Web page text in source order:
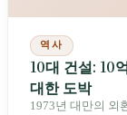
역사
10대 건설: 10
대한 도박
1973년 대만의 외